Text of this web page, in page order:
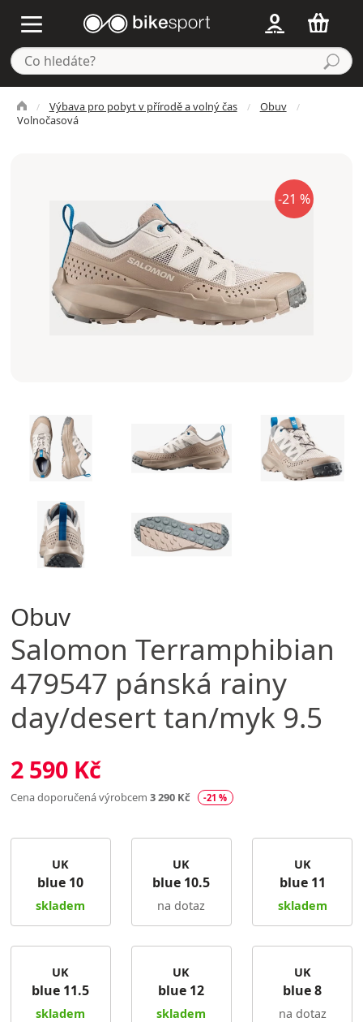
Výbava pro pobyt v přírodě a volný čas
Obuv
Volnočasová
-21 %
Obuv
Salomon Terramphibian
479547 pánská rainy
day/desert tan/myk 9.5
2 590 Kč
Cena doporučená výrobcem 3 290 Kč -21 %
UK
blue 10
skladem
UK
blue 10.5
na dotaz
UK
blue 11
skladem
UK
blue 11.5
skladem
UK
blue 12
skladem
UK
blue 8
na dotaz